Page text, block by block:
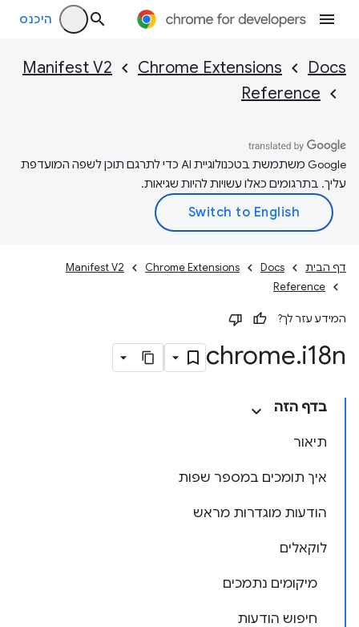
היכנס
Docs
Chrome Extensions
Manifest V2
Reference
‫Google משתמשת בטכנולוגיית AI כדי לתרגם תוכן לשפה המועדפת
עליך. בתרגומים כאלו עשויות להיות שגיאות.
דף הבית Docs
Chrome Extensions
Manifest V2
Reference
המידע עזר לך?
chrome.i18n
בדף הזה
תיאור
איך תומכים במספר שפות
הודעות מוגדרות מראש
לוקאלים
מיקומים נתמכים
חיפוש הודעות